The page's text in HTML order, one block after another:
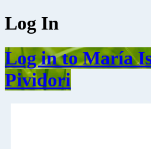
Log In
Log in to María
Pividori